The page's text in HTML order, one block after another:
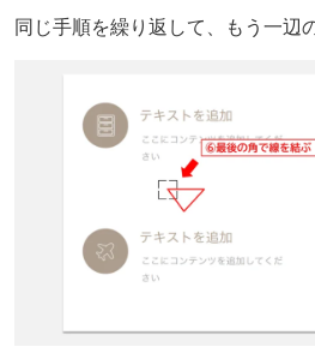
同じ手順を繰り返して、もう一辺